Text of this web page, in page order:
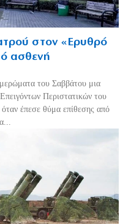
στον «Ερυθρό
ασθενή
του Σαββάτου μια
Περιστατικών του
έπεσε θύμα επίθεσης από